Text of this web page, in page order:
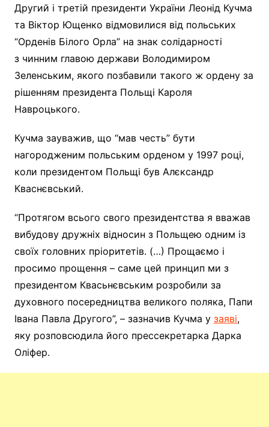
Другий і третій президенти України Леонід Кучма
та Віктор Ющенко відмовилися від польських
“Орденів Білого Орла” на знак солідарності
з чинним главою держави Володимиром
Зеленським, якого позбавили такого ж ордену за
рішенням президента Польщі Кароля
Навроцького.
Кучма зауважив, що “мав честь” бути
нагородженим польським орденом у 1997 році,
коли президентом Польщі був Алєксандр
Кваснєвський.
“Протягом всього свого президентства я вважав
вибудову дружніх відносин з Польщею одним із
своїх головних пріоритетів. (…) Прощаємо і
просимо прощення – саме цей принцип ми з
президентом Квасьнєвським розробили за
духовного посередництва великого поляка, Папи
Івана Павла Другого”, – зазначив Кучма у заяві,
яку розповсюдила його прессекретарка Дарка
Оліфер.